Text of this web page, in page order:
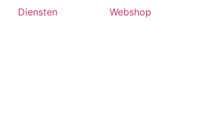
Diensten Webshop